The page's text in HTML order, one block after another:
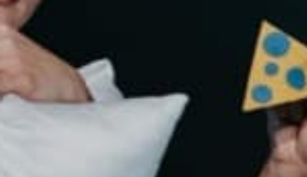
REPERTUARAS
FESTIVALIS „THEATRIUM”
EDUKACIJA IR PARODOS
KULTŪROS PASAS
VIRTUALUS TURAS